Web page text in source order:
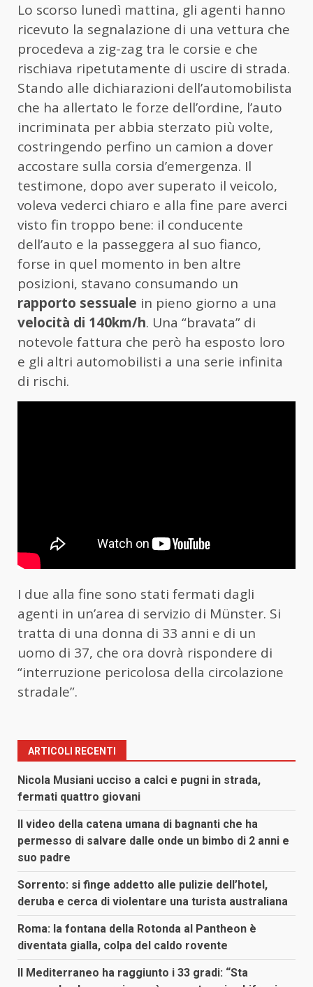
Lo scorso lunedì mattina, gli agenti hanno
ricevuto la segnalazione di una vettura che
procedeva a zig-zag tra le corsie e che
rischiava ripetutamente di uscire di strada.
Stando alle dichiarazioni dell’automobilista
che ha allertato le forze dell’ordine, l’auto
incriminata per abbia sterzato più volte,
costringendo perfino un camion a dover
accostare sulla corsia d’emergenza. Il
testimone, dopo aver superato il veicolo,
voleva vederci chiaro e alla fine pare averci
visto fin troppo bene: il conducente
dell’auto e la passeggera al suo fianco,
forse in quel momento in ben altre
posizioni, stavano consumando un
rapporto sessuale in pieno giorno a una
velocità di 140km/h. Una “bravata” di
notevole fattura che però ha esposto loro
e gli altri automobilisti a una serie infinita
di rischi.
I due alla fine sono stati fermati dagli
agenti in un’area di servizio di Münster. Si
tratta di una donna di 33 anni e di un
uomo di 37, che ora dovrà rispondere di
“interruzione pericolosa della circolazione
stradale”.
ARTICOLI RECENTI
Nicola Musiani ucciso a calci e pugni in strada,
fermati quattro giovani
Il video della catena umana di bagnanti che ha
permesso di salvare dalle onde un bimbo di 2 anni e
suo padre
Sorrento: si finge addetto alle pulizie dell’hotel,
deruba e cerca di violentare una turista australiana
Roma: la fontana della Rotonda al Pantheon è
diventata gialla, colpa del caldo rovente
Il Mediterraneo ha raggiunto i 33 gradi: “Sta